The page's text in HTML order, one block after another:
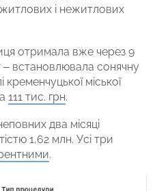
і нежитлових
отримала вже через 9
– встановлювала сонячну
кременчуцької міської
111 тис. грн.
два місяці
1,62 млн. Усі три
.